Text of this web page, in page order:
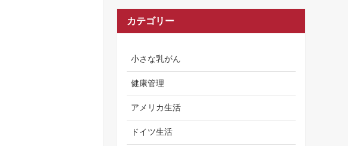
カテゴリー
小さな乳がん
健康管理
アメリカ生活
ドイツ生活